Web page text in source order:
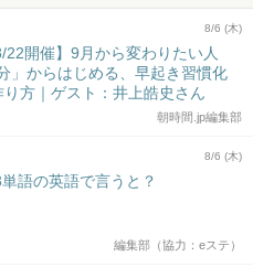
8/6 (木)
22開催】9月から変わりたい人
」からはじめる、早起き習慣化
り方｜ゲスト：井上皓史さん
朝時間.jp編集部
8/6 (木)
単語の英語で言うと？
編集部（協力：eステ）